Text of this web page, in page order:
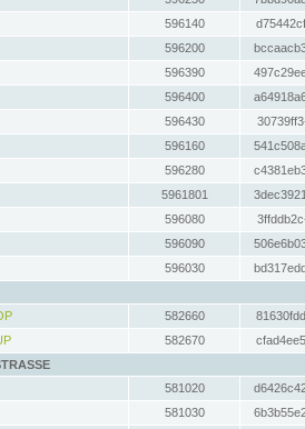
596140
596200
596390
596400
596430
596160
596280
5961801
596080
596090
596030
582660
582670
581020
581030